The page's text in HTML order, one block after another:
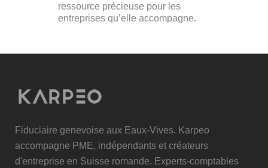
ressource précieuse pour les
entreprises qu’elle accompagne.
Fiduciaire genevoise aux Eaux-Vives. Karpeo
accompagne PME, indépendants et créateurs
d'entreprise en Suisse romande. Experts-comptables